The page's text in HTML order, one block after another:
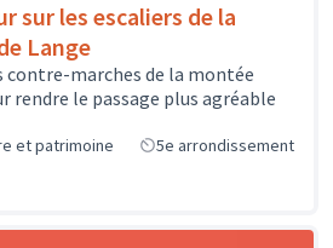
sur les escaliers de la
Lange
contre-marches de la montée
rendre le passage plus agréable
et patrimoine 5e arrondissement